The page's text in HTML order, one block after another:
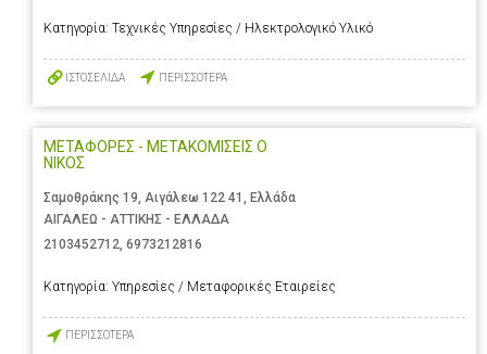
Κατηγορία: Τεχνικές Υπηρεσίες / Ηλεκτρολογικό Υλικό
ΙΣΤΟΣΕΛΙΔΑ ΠΕΡΙΣΣΟΤΕΡΑ
ΜΕΤΑΦΟΡΕΣ - ΜΕΤΑΚΟΜΙΣΕΙΣ Ο
ΝΙΚΟΣ
Σαμοθράκης 19, Αιγάλεω 122 41, Ελλάδα
ΑΙΓΑΛΕΩ - ΑΤΤΙΚΗΣ - ΕΛΛΑΔΑ
2103452712, 6973212816
Κατηγορία: Υπηρεσίες / Μεταφορικές Εταιρείες
ΠΕΡΙΣΣΟΤΕΡΑ